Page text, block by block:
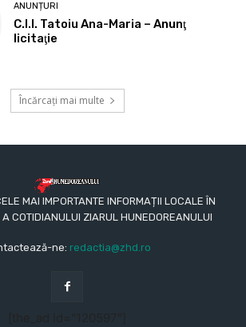
ANUNȚURI
C.I.I. Tatoiu Ana-Maria – Anunţ
licitaţie
Încărcați mai multe
MAI IMPORTANTE INFORMAȚII LOCALE ÎN
COTIDIANULUI ZIARUL HUNEDOREANULUI
ne: redactia@zhd.ro